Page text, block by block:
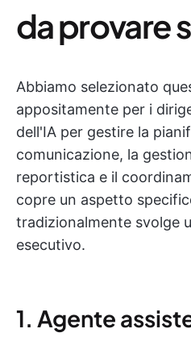
da provare
Abbiamo selezionato
appositamente per i
dell'IA per gestire la
comunicazione, la
reportistica e il
copre un aspetto
tradizionalmente svolge
esecutivo.
1. Agente